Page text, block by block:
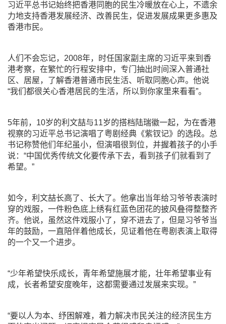
习近平总书记始终把香港同胞的民生冷暖放在心上，不遗余
力地支持香港发展经济、改善民生，促进发展成果更多惠及
香港市民。
人们不会忘记，2008年，时任国家副主席的习近平来到香
港考察，在繁忙的行程安排中，专门抽出时间深入普通社
区、居屋，了解香港普通市民生活、听取同胞心声。他说
“我们都很关心香港居民的生活，所以到你家里来看看”。
5年前，10岁的利文喆与11岁的搭档陆瑞徽一起，为在香港
视察的习近平总书记演唱了粤剧经典《紫钗记》的选段。总
书记称赞他们年纪虽小，但演唱很到位，并握着孩子的小手
说：“中国优秀传统文化要传承下去，看到孩子们就看到了
希望。”
如今，利文喆长高了、长大了。他拿出当年给习爷爷表演时
穿的戏服，一件粉色底上绣有红蓝色团花的披风叠得整整齐
齐。他说，虽然这件戏服小了，穿不进去了，但是习爷爷当
年的鼓励，一直陪伴着他成长，见证着他在粤剧表演上取得
的一个又一个进步。
“少年希望快乐成长，青年希望施展才能，壮年希望事业有
成，长者希望安度晚年，这都需要通过发展来实现。”
“要以人为本、纾困解难，着力解决市民关注的经济民生方